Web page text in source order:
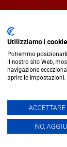
presso il
Utilizziamo i cookie
Potremmo
il nostro sito Web,
navigazione
aprire le impostazioni.
NO,